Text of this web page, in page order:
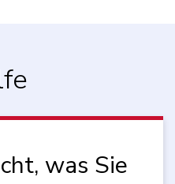
was Sie